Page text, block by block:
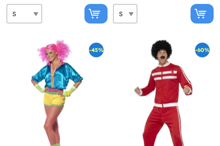
-45% -60%